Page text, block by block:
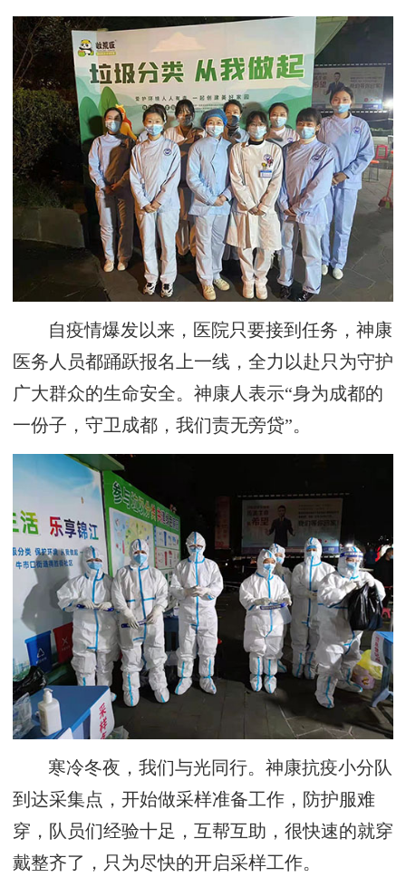
自疫情爆发以来，医院只要接到任务，神康
医务人员都踊跃报名上一线，全力以赴只为守护
广大群众的生命安全。神康人表示“身为成都的
一份子，守卫成都，我们责无旁贷”。
寒冷冬夜，我们与光同行。神康抗疫小分队
到达采集点，开始做采样准备工作，防护服难
穿，队员们经验十足，互帮互助，很快速的就穿
戴整齐了，只为尽快的开启采样工作。